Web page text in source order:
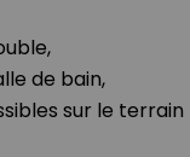
de bain,
sur le terrain